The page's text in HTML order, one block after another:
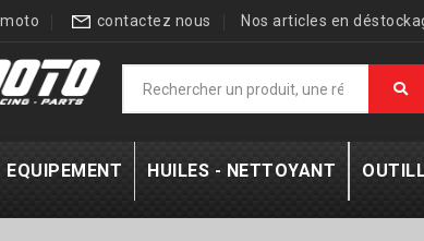
contactez nous Nos articles en
EQUIPEMENT HUILES - NETTOYANT